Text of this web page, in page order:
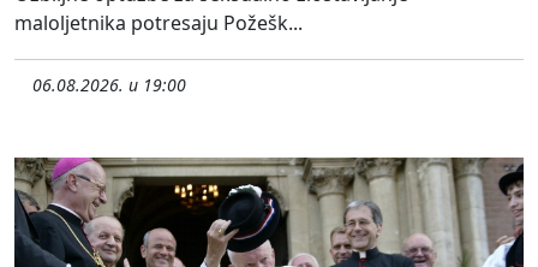
maloljetnika potresaju Požešk...
06.08.2026. u 19:00